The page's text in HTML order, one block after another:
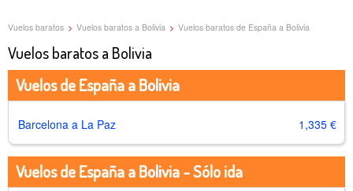
Vuelos baratos > Vuelos baratos a Bolivia > Vuelos baratos de España a Bolivia
Vuelos baratos a Bolivia
Vuelos de España a Bolivia
Barcelona a La Paz 1,335 €
Vuelos de España a Bolivia - Sólo ida